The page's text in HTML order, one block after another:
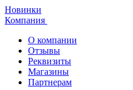
Новинки
Компания
О компании
Отзывы
Реквизиты
Магазины
Партнерам